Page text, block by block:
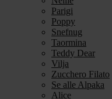
Parigi
Poppy
Snefnug
Taormina
Teddy Dear
Vilja
Zucchero Filato
Se alle Alpaka
Alice